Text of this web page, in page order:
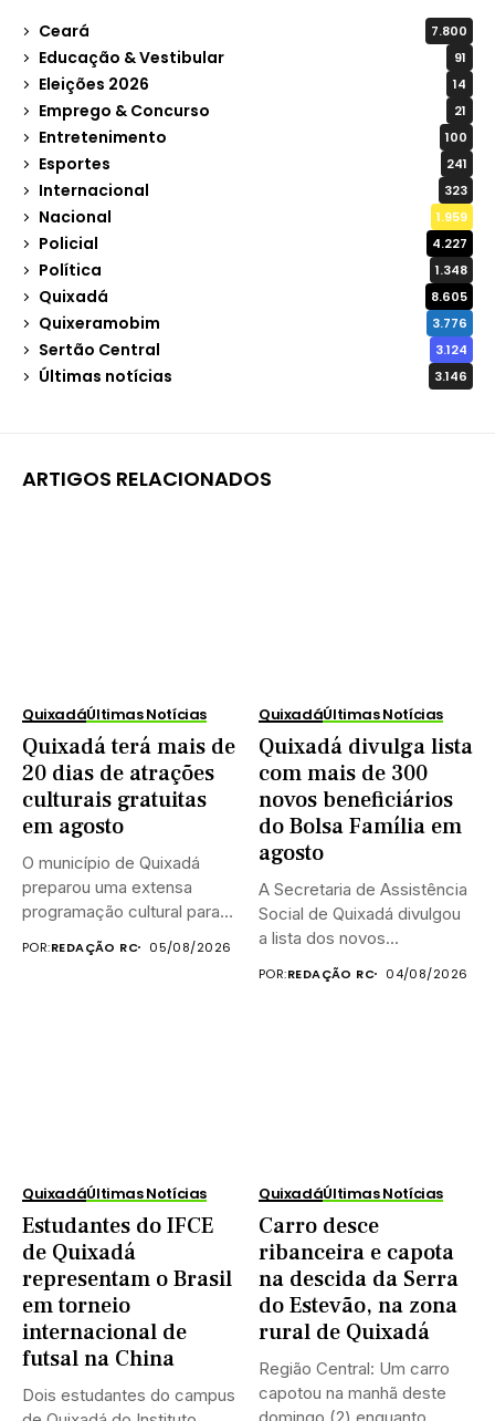
Ceará 7.800
Educação & Vestibular 91
Eleições 2026 14
Emprego & Concurso 21
Entretenimento 100
Esportes 241
Internacional 323
Nacional 1.959
Policial 4.227
Política 1.348
Quixadá 8.605
Quixeramobim 3.776
Sertão Central 3.124
Últimas notícias 3.146
ARTIGOS RELACIONADOS
QuixadáÚltimas Notícias
Quixadá terá mais de
20 dias de atrações
culturais gratuitas
em agosto
O município de Quixadá
preparou uma extensa
programação cultural para
POR:REDAÇÃO RC 05/08/2026
QuixadáÚltimas Notícias
Quixadá divulga lista
com mais de 300
novos beneficiários
do Bolsa Família em
agosto
A Secretaria de Assistência
Social de Quixadá divulgou
a lista dos novos...
POR:REDAÇÃO RC 04/08/2026
QuixadáÚltimas Notícias
Estudantes do IFCE
de Quixadá
representam o Brasil
em torneio
internacional de
futsal na China
Dois estudantes do campus
QuixadáÚltimas Notícias
Carro desce
ribanceira e capota
na descida da Serra
do Estevão, na zona
rural de Quixadá
Região Central: Um carro
capotou na manhã deste